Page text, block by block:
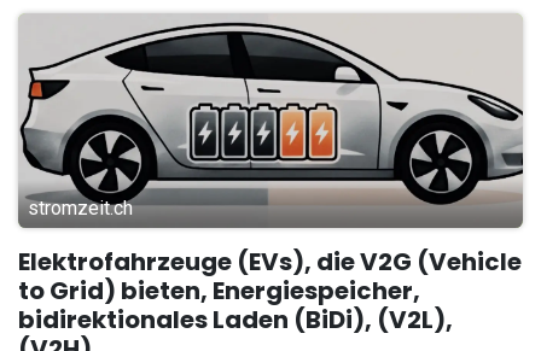
stromzeit.ch
Elektrofahrzeuge (EVs), die V2G (Vehicle
to Grid) bieten, Energiespeicher,
bidirektionales Laden (BiDi), (V2L),